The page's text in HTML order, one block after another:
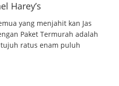
Harey’s
yang menjahit kan Jas
Paket Termurah adalah
tujuh ratus enam puluh